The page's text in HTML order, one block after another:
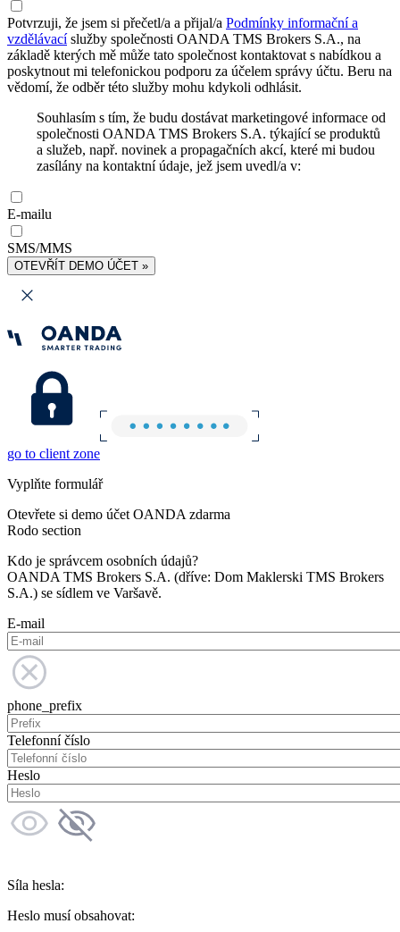
Potvrzuji, že jsem si přečetl/a a přijal/a Podmínky informační a
vzdělávacíslužby společnosti OANDA TMS Brokers S.A., na
základě kterých mě může tato společnost kontaktovat s nabídkou a
poskytnout mi telefonickou podporu za účelem správy účtu. Beru na
vědomí, že odběr této služby mohu kdykoli odhlásit.
Souhlasím s tím, že budu dostávat marketingové informace od
společnosti OANDA TMS Brokers S.A. týkající se produktů
a služeb, např. novinek a propagačních akcí, které mi budou
zasílány na kontaktní údaje, jež jsem uvedl/a v:
E-mailu
SMS/MMS
OTEVŘÍT DEMO ÚČET »
go to client zone
Vyplňte formulář
Otevřete si demo účet OANDA zdarma
Rodo section
Kdo je správcem osobních údajů?
OANDA TMS Brokers S.A. (dříve: Dom Maklerski TMS Brokers
S.A.) se sídlem ve Varšavě.
E-mail
phone_prefix
Telefonní číslo
Heslo
Síla hesla:
Heslo musí obsahovat: